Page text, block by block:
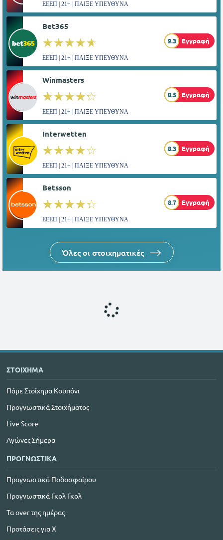
ΕΕΕΠ | 21+ | ΠΑΙΞΕ ΥΠΕΥΘΥΝΑ
Bet365
☆☆☆☆☆
★★★★★ 9.3 Εγγραφή
ΕΕΕΠ | 21+ | ΠΑΙΞΕ ΥΠΕΥΘΥΝΑ
Winmasters
☆☆☆☆☆
★★★★★ 8.5 Εγγραφή
ΕΕΕΠ | 21+ | ΠΑΙΞΕ ΥΠΕΥΘΥΝΑ
Interwetten
☆☆☆☆☆
★★★★★ 8.3 Εγγραφή
ΕΕΕΠ | 21+ | ΠΑΙΞΕ ΥΠΕΥΘΥΝΑ
Betsson
☆☆☆☆☆
★★★★★ 8.7 Εγγραφή
ΕΕΕΠ | 21+ | ΠΑΙΞΕ ΥΠΕΥΘΥΝΑ
Όλες οι στοιχηματικές
ΣΤΟΙΧΗΜΑ
Πάμε Στοίχημα Κουπόνι
Προγνωστικά Στοιχήματος
Live Score
Αγώνες Σήμερα
ΠΡΟΓΝΩΣΤΙΚΑ
Προγνωστικά Ποδοσφαίρου
Προγνωστικά Γκολ Γκολ
Τα over της ημέρας
Προτάσεις για Χ